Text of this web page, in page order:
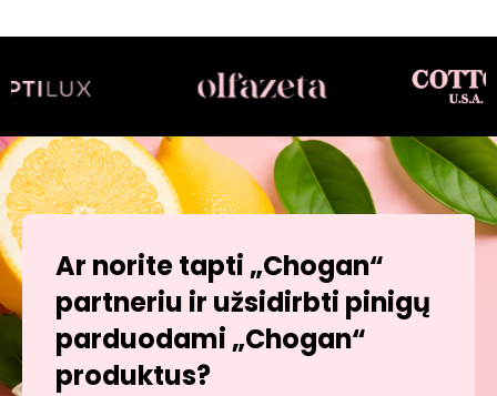
Ar norite tapti „Chogan“
partneriu ir užsidirbti pinigų
parduodami „Chogan“
produktus?